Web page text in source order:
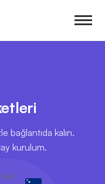
bağlantıda kalın.
kurulum.